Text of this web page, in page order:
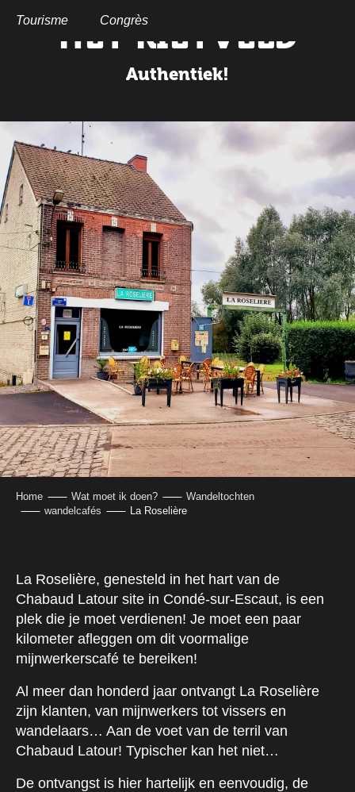
Tourisme Congrès
HET RIETVELD
Authentiek!
Home Wat moet ik doen?
Wandeltochten
wandelcafés
La Roselière
La Roselière, genesteld in het hart van de
Chabaud Latour site in Condé-sur-Escaut, is een
plek die je moet verdienen! Je moet een paar
kilometer afleggen om dit voormalige
mijnwerkerscafé te bereiken!
Al meer dan honderd jaar ontvangt La Roselière
zijn klanten, van mijnwerkers tot vissers en
wandelaars… Aan de voet van de terril van
Chabaud Latour! Typischer kan het niet…
De ontvangst is hier hartelijk en eenvoudig, de